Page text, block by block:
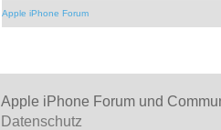
Apple iPhone Forum
Apple iPhone Forum und
Datenschutz